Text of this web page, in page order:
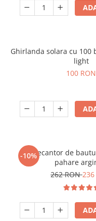
Ghirlanda solara cu 100
light
100 RON
-10%
Set Decantor de
pahare
262 RON236